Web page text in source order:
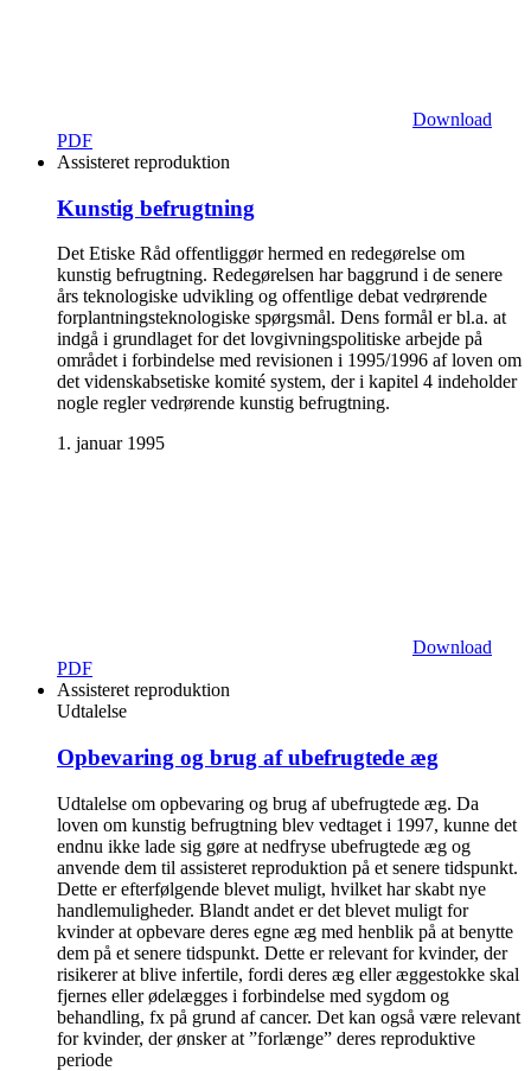
Download
PDF
Assisteret reproduktion
Kunstig befrugtning
Det Etiske Råd offentliggør hermed en redegørelse om
kunstig befrugtning. Redegørelsen har baggrund i de senere
års teknologiske udvikling og offentlige debat vedrørende
forplantningsteknologiske spørgsmål. Dens formål er bl.a. at
indgå i grundlaget for det lovgivningspolitiske arbejde på
området i forbindelse med revisionen i 1995/1996 af loven om
det videnskabs­etiske komité system, der i kapitel 4 indeholder
nogle regler vedrørende kunstig befrugtning.
1. januar 1995
Download
PDF
Assisteret reproduktion
Udtalelse
Opbevaring og brug af ubefrugtede æg
Udtalelse om opbevaring og brug af ubefrugtede æg. Da
loven om kunstig befrugtning blev vedtaget i 1997, kunne det
endnu ikke lade sig gøre at nedfryse ubefrugtede æg og
anvende dem til assisteret reproduktion på et senere tidspunkt.
Dette er efterfølgende blevet muligt, hvilket har skabt nye
handlemuligheder. Blandt andet er det blevet muligt for
kvinder at opbevare deres egne æg med henblik på at benytte
dem på et senere tidspunkt. Dette er relevant for kvinder, der
risikerer at blive infertile, fordi deres æg eller æggestokke skal
fjernes eller ødelægges i forbindelse med sygdom og
behandling, fx på grund af cancer. Det kan også være relevant
for kvinder, der ønsker at ”forlænge” deres reproduktive
periode